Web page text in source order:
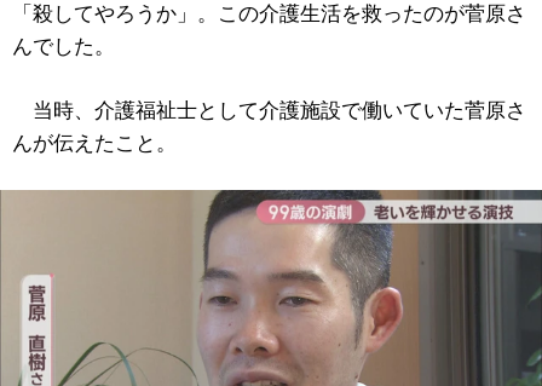
「殺してやろうか」。この介護生活を救ったのが菅原さ
んでした。
当時、介護福祉士として介護施設で働いていた菅原さ
んが伝えたこと。